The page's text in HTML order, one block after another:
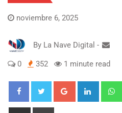
noviembre 6, 2025
By La Nave Digital -
0 352 1 minute read
Google+ LinkedIn